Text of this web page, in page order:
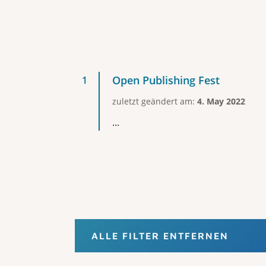
Open Publishing Fest
zuletzt geändert am: 4. May 2022
...
ALLE FILTER ENTFERNEN